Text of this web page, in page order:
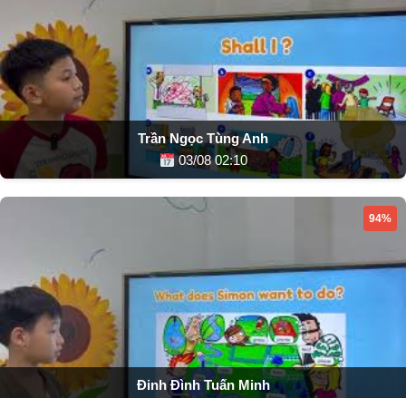
Trần Ngọc Tùng Anh
03/08 02:10
94%
Đinh Đình Tuấn Minh